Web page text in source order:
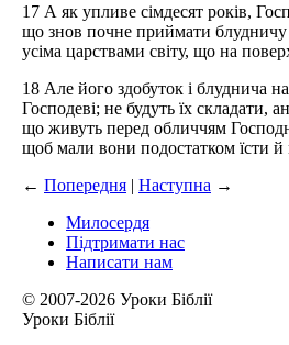
17 А як упливе сімдесят років,
що знов почне приймати блудничу
усіма царствами світу, що на
18 Але його здобуток і блуднича
Господеві; не будуть їх складати,
що живуть перед обличчям
щоб мали вони подостатком їсти
← Попередня | Наступна →
Милосердя
Підтримати нас
Написати нам
© 2007-2026 Уроки Біблії
Уроки Біблії